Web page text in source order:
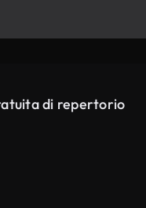
di repertorio